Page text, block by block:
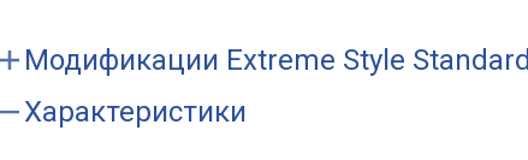
Модификации Extreme Style Standard
Характеристики